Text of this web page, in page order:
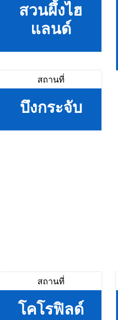
สวนผึ้งไฮ
แลนด์
สถานที่
บึงกระจับ
สถานที่
โคโรฟิลด์